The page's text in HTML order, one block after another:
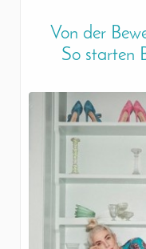
Von der
So starten